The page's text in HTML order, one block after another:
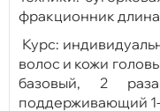
фракционник
Курс:
волос и кожи
базовый, 2
поддерживающий